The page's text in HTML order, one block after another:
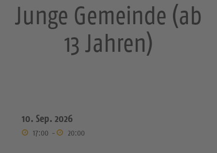
a
t
Junge Gemeinde (ab
13 Jahren)
10. Sep. 2026
17:00 - 20:00